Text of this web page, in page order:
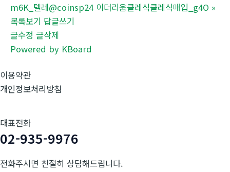
m6K_텔레@coinsp24 이더리움클레식클레식매입_g4O »
목록보기 답글쓰기
글수정 글삭제
Powered by KBoard
이용약관
개인정보처리방침
대표전화
02-935-9976
전화주시면 친절히 상담해드립니다.